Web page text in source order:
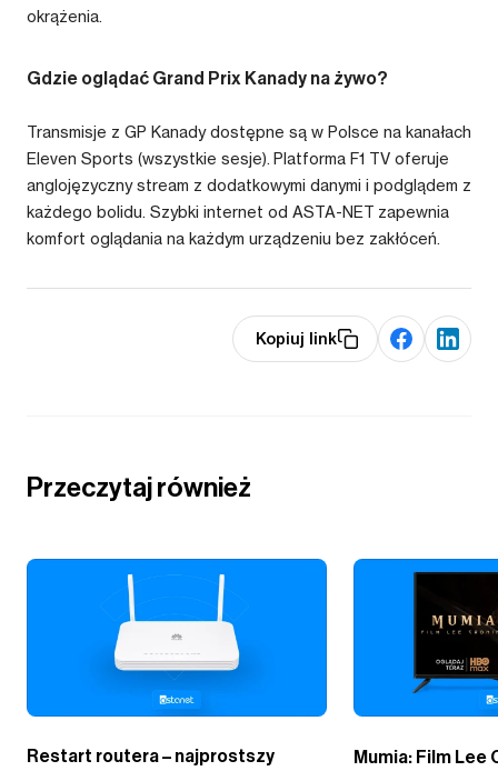
okrążenia.
Gdzie oglądać Grand Prix Kanady na żywo?
Transmisje z GP Kanady dostępne są w Polsce na kanałach
Eleven Sports (wszystkie sesje). Platforma F1 TV oferuje
anglojęzyczny stream z dodatkowymi danymi i podglądem z
każdego bolidu. Szybki internet od ASTA-NET zapewnia
komfort oglądania na każdym urządzeniu bez zakłóceń.
Kopiuj link
Przeczytaj również
Restart routera – najprostszy
Mumia: Film Lee